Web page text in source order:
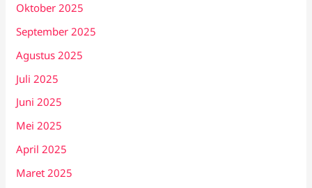
Oktober 2025
September 2025
Agustus 2025
Juli 2025
Juni 2025
Mei 2025
April 2025
Maret 2025